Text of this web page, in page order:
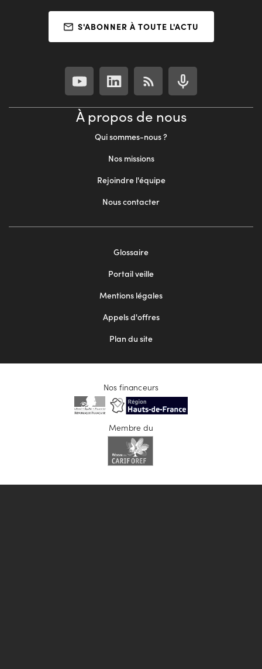
S'ABONNER À TOUTE L'ACTU
À propos de nous
Qui sommes-nous ?
Nos missions
Rejoindre l'équipe
Nous contacter
Glossaire
Portail veille
Mentions légales
Appels d'offres
Plan du site
Nos financeurs
Membre du